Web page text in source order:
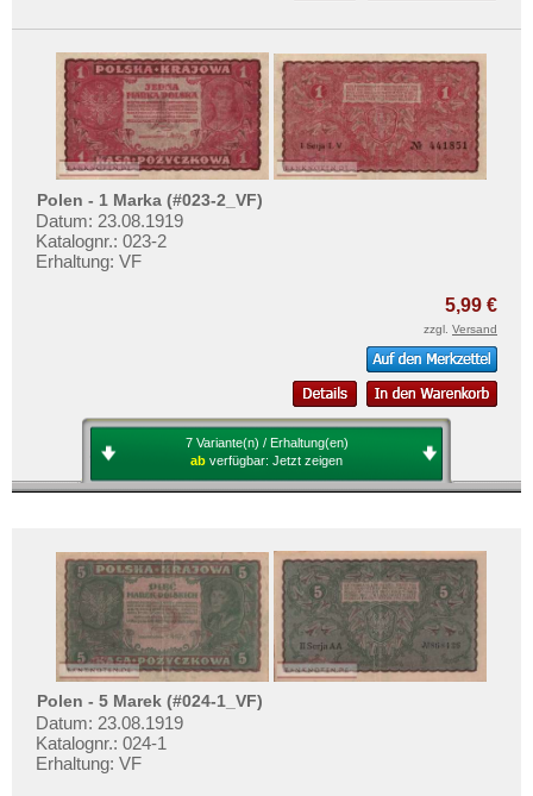
Ukraine
Ungarn
Vatikan
Weissrussland
Zypern
Zahlungsbedingungen
Privatsphäre und Datenschutz
Widerrufsbelehrung
Liefer- und Versandkosten
AGB
Impressum
Polen - 1 Marka (#023-2_VF)
Datum: 23.08.1919
Katalognr.: 023-2
Erhaltung: VF
5,99 €
zzgl. Versand
7 Variante(n) / Erhaltung(en)
ab verfügbar: Jetzt zeigen
Polen - 5 Marek (#024-1_VF)
Datum: 23.08.1919
Katalognr.: 024-1
Erhaltung: VF